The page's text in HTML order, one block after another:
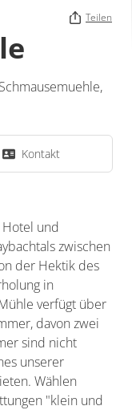
Teilen
Schmausemuehle,
Kontakt
und
zwischen
der Hektik des
in
verfügt über
davon zwei
sind nicht
unserer
Wählen
"klein und